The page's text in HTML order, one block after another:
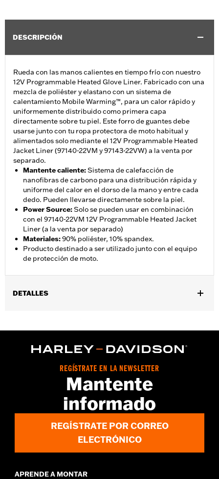
DESCRIPCIÓN
Rueda con las manos calientes en tiempo frío con nuestro
12V Programmable Heated Glove Liner. Fabricado con una
mezcla de poliéster y elastano con un sistema de
calentamiento Mobile Warming™, para un calor rápido y
uniformemente distribuido como primera capa
directamente sobre tu piel. Este forro de guantes debe
usarse junto con tu ropa protectora de moto habitual y
alimentados solo mediante el 12V Programmable Heated
Jacket Liner (97140-22VM y 97143-22VW) a la venta por
separado.
Mantente caliente:Sistema de calefacción de
nanofibras de carbono para una distribución rápida y
uniforme del calor en el dorso de la mano y entre cada
dedo. Pueden llevarse directamente sobre la piel.
Power Source:Solo se pueden usar en combinación
con el 97140-22VM 12V Programmable Heated Jacket
Liner (a la venta por separado)
Materiales:90% poliéster, 10% spandex.
Producto destinado a ser utilizado junto con el equipo
de protección de moto.
DETALLES
Género:Hombres
GARANTÍA:1 year limited warranty – Go towww.h-
for full details
REGÍSTRATE EN LA NEWSLETTER
Mantente
informado
REGÍSTRATE POR CORREO
ELECTRÓNICO
APRENDE A MONTAR